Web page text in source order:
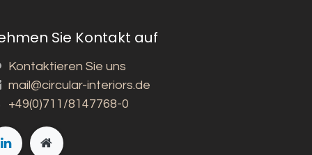
Sie Kontakt auf
Kontaktieren Sie uns
mail@circular-interiors.de
+49(0)711/8147768-0